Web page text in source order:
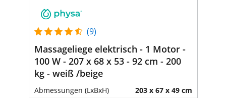
(9)
Massageliege elektrisch - 1 Motor -
100 W - 207 x 68 x 53 - 92 cm - 200
kg - weiß /beige
Abmessungen (LxBxH) 203 x 67 x 49 cm